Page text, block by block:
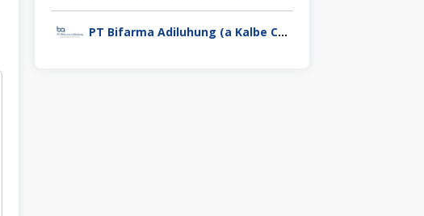
PT Bifarma Adiluhung (a Kalbe Company)